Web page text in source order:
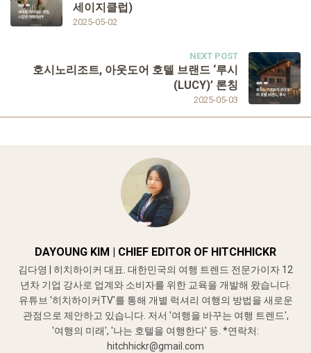
2025-05-02
세이지클럽)
NEXT POST
2025-05-03
호시노리조트, 아웃도어 호텔 브랜드 ‘루시
(LUCY)’ 론칭
DAYOUNG KIM | CHIEF EDITOR OF HITCHHICKR
김다영 | 히치하이커 대표. 대한민국의 여행 트렌드 전문가이자 12
년차 기업 강사로 업계와 소비자를 위한 교육을 개발해 왔습니다.
유튜브 '히치하이커TV'를 통해 개별 럭셔리 여행의 방법을 새로운
관점으로 제안하고 있습니다. 저서 '여행을 바꾸는 여행 트렌드',
'여행의 미래', '나는 호텔을 여행한다' 등. *연락처:
hitchhickr@gmail.com